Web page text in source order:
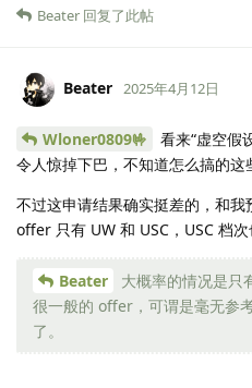
Beater 回复了此帖
Beater 2025年4月12日
Wloner0809🤟
看来“虚空假
令人惊掉下巴，不知道怎么搞的这
不过这申请结果确实挺差的，和我
offer 只有 UW 和 USC，USC 档次
Beater
大概率的情况是只
很一般的 offer，可谓是毫无参
了。